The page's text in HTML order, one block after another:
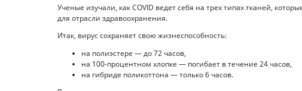
Ученые изучали, как COVID ведет себя на трех типах тканей,
для отрасли здравоохранения.
Итак, вирус сохраняет свою жизнеспособность:
на полиэстере — до 72 часов,
на 100-процентном хлопке — погибает в течение 24 часов,
на гибриде поликоттона — только 6 часов.